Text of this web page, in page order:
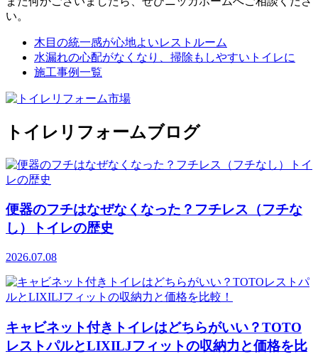
い。
木目の統一感が心地よいレストルーム
水漏れの心配がなくなり、掃除もしやすいトイレに
施工事例一覧
トイレリフォームブログ
便器のフチはなぜなくなった？フチレス（フチな
し）トイレの歴史
2026.07.08
キャビネット付きトイレはどちらがいい？TOTO
レストパルとLIXILJフィットの収納力と価格を比